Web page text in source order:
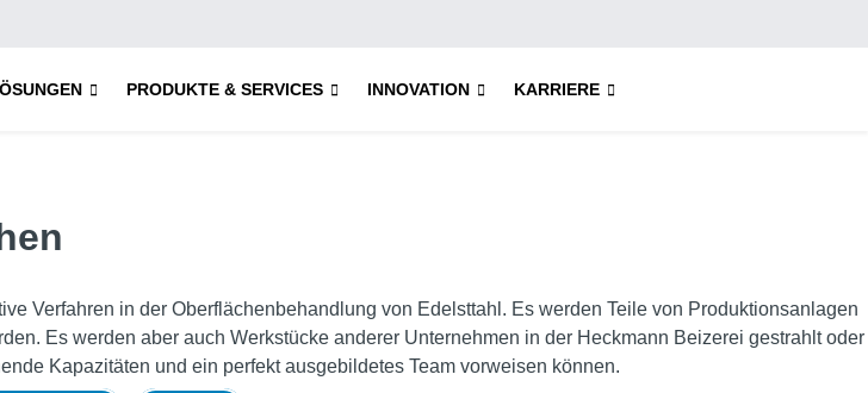
PRODUKTE & SERVICES INNOVATION KARRIERE
Verfahren in der Oberflächenbehandlung von Edelsttahl. Es werden Teile von Produktionsanlagen
Es werden aber auch Werkstücke anderer Unternehmen in der Heckmann Beizerei gestrahlt oder
Kapazitäten und ein perfekt ausgebildetes Team vorweisen können.